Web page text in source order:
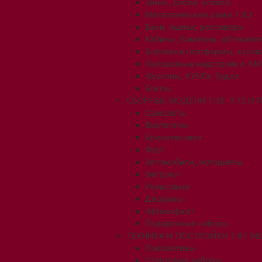
Шины, диски, колеса
Металлические рамы 1:43
Баки, ящики, рессиверы
Кабины, бамперы,
Бортовые платформы,
Лесовозные надстройки,
Фургоны, КУНГи, будки
Боксы
СБОРНЫЕ МОДЕЛИ 1:35, 1:72 И
Самолеты
Вертолеты
Бронетехника
Флот
Автомобили, мотоциклы
Фигурки
Рельсовые
Диорамы
Афтемаркет
Подарочные наборы
ТЕХНИКА И ПОСТРОЙКИ 1:87
Локомотивы
Стартовые наборы